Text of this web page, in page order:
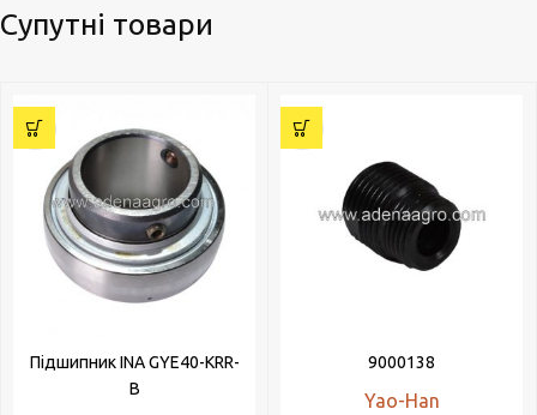
Супутні товари
Підшипник INA GYE40-KRR-
B
9000138
Yao-Han